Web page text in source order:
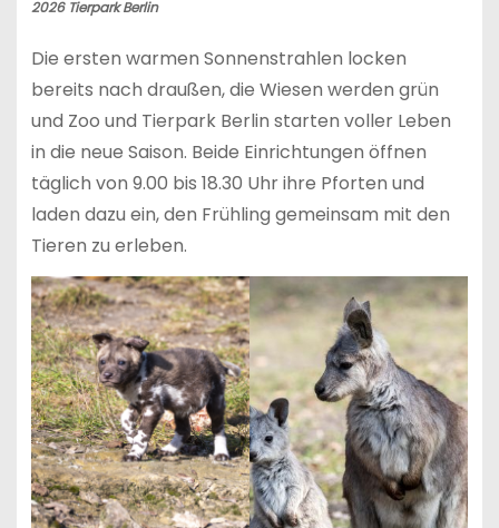
2026 Tierpark Berlin
Die ersten warmen Sonnenstrahlen locken
bereits nach draußen, die Wiesen werden grün
und Zoo und Tierpark Berlin starten voller Leben
in die neue Saison. Beide Einrichtungen öffnen
täglich von 9.00 bis 18.30 Uhr ihre Pforten und
laden dazu ein, den Frühling gemeinsam mit den
Tieren zu erleben.